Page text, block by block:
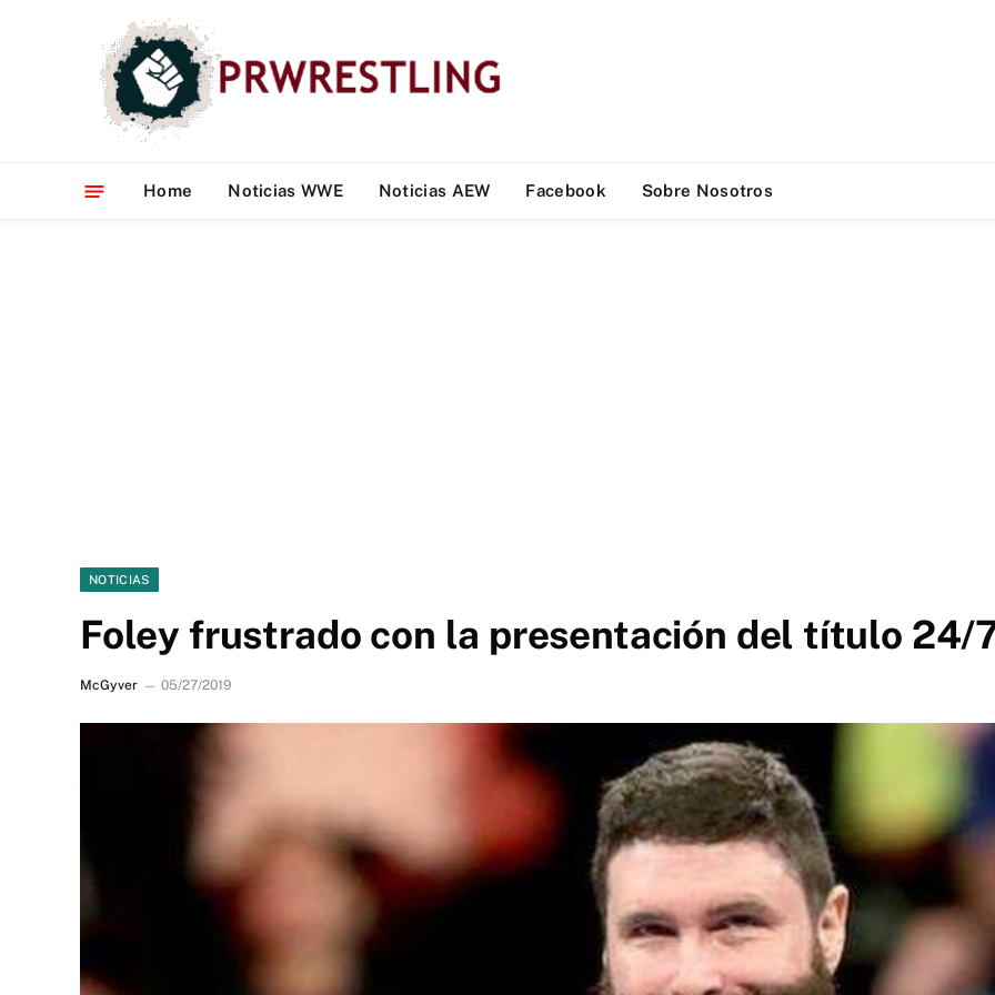
Home Noticias WWE Noticias AEW Facebook Sobre Nosotros
NOTICIAS
Foley frustrado con la presentación del título 24/
McGyver 05/27/2019